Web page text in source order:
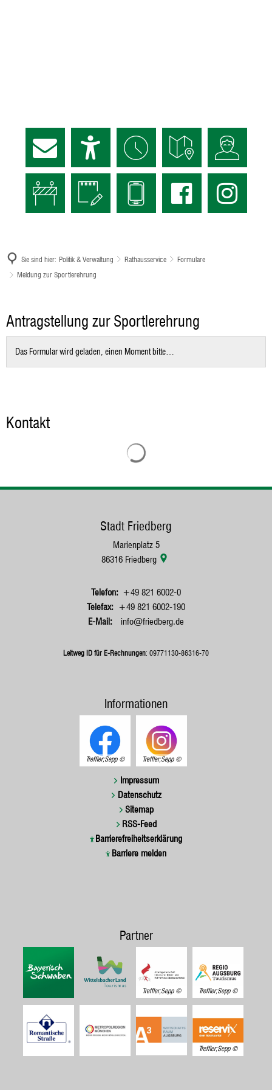
Sie sind hier: Politik & Verwaltung Rathausservice
Formulare
Meldung zur Sportlerehrung
zur
Sportlerehrung
Antragstellung zur Sportlerehrung
Das Formular wird geladen, einen Moment bitte…
Kontakt
Stadt Friedberg
Marienplatz 5
86316 Friedberg
+49 821 6002-0
+49 821 6002-190
info@friedberg.de
Leitweg ID für E-Rechnungen: 09771130-86316-70
Informationen
Treffler;Sepp Treffler;Sepp
Impressum
Datenschutz
Sitemap
RSS-Feed
Barrierefreiheitserklärung
Barriere melden
Partner
Treffler;Sepp Treffler;Sepp
Treffler;Sepp